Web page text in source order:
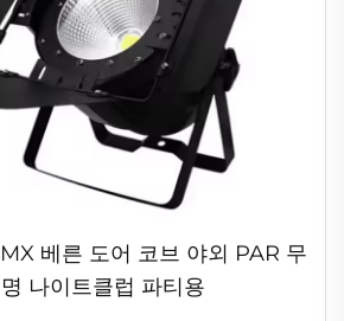
베른 도어 코브 야외 PAR 무
나이트클럽 파티용